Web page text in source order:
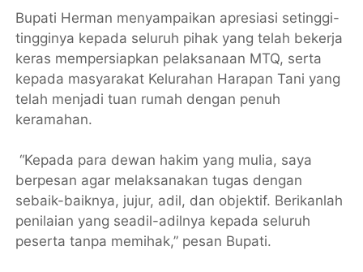
Bupati Herman menyampaikan apresiasi setinggi-
tingginya kepada seluruh pihak yang telah bekerja
keras mempersiapkan pelaksanaan MTQ, serta
kepada masyarakat Kelurahan Harapan Tani yang
telah menjadi tuan rumah dengan penuh
keramahan.
“Kepada para dewan hakim yang mulia, saya
berpesan agar melaksanakan tugas dengan
sebaik-baiknya, jujur, adil, dan objektif. Berikanlah
penilaian yang seadil-adilnya kepada seluruh
peserta tanpa memihak,” pesan Bupati.